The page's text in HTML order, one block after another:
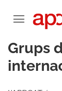
Grups